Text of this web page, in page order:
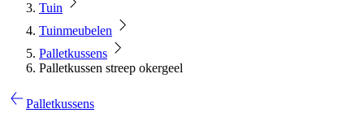
Tuin
Tuinmeubelen
Palletkussens
Palletkussen streep okergeel
Palletkussens